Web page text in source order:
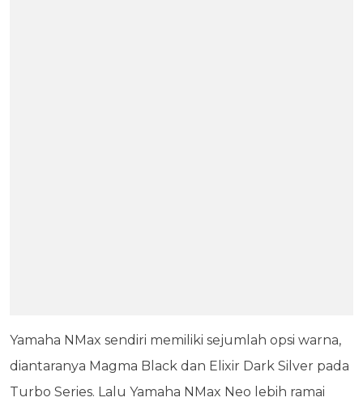
Yamaha NMax sendiri memiliki sejumlah opsi warna,
diantaranya Magma Black dan Elixir Dark Silver pada
Turbo Series. Lalu Yamaha NMax Neo lebih ramai